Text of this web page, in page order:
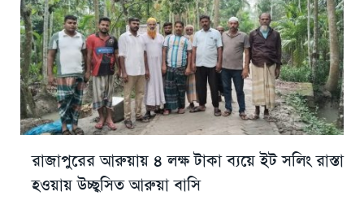
রাজাপুরের আরুয়ায় ৪ লক্ষ টাকা ব্যয়ে ইট সলিং রাস্তা
হওয়ায় উচ্ছ্বসিত আরুয়া বাসি